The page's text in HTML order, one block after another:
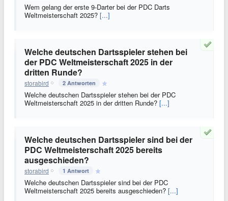
Wem gelang der erste 9-Darter bei der PDC Darts
Weltmeisterschaft 2025? [...]
Welche deutschen Dartsspieler stehen bei
der PDC Weltmeisterschaft 2025 in der
dritten Runde?
storabird 2 Antworten
Welche deutschen Dartsspieler stehen bei der PDC
Weltmeisterschaft 2025 in der dritten Runde? [...]
Welche deutschen Dartsspieler sind bei der
PDC Weltmeisterschaft 2025 bereits
ausgeschieden?
storabird 1 Antwort
Welche deutschen Dartsspieler sind bei der PDC
Weltmeisterschaft 2025 bereits ausgeschieden? [...]